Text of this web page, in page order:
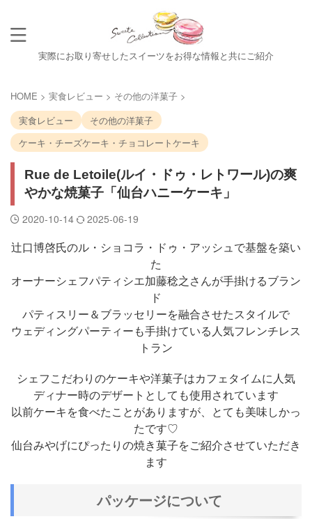
実際にお取り寄せしたスイーツをお得な情報と共にご紹介
HOME > 実食レビュー > その他の洋菓子 >
実食レビュー
その他の洋菓子
ケーキ・チーズケーキ・チョコレートケーキ
Rue de Letoile(ルイ・ドゥ・レトワール)の爽
やかな焼菓子「仙台ハニーケーキ」
2020-10-14 2025-06-19
辻口博啓氏のル・ショコラ・ドゥ・アッシュで基盤を築い
た
オーナーシェフパティシエ加藤稔之さんが手掛けるブラン
ド
パティスリー＆ブラッセリーを融合させたスタイルで
ウェディングパーティーも手掛けている人気フレンチレス
トラン
シェフこだわりのケーキや洋菓子はカフェタイムに人気
ディナー時のデザートとしても使用されています
以前ケーキを食べたことがありますが、とても美味しかっ
たです♡
仙台みやげにぴったりの焼き菓子をご紹介させていただき
ます
パッケージについて